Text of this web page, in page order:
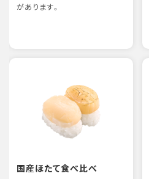
があります。
国産ほたて食べ比べ